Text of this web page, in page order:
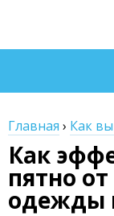
Главная › Как
Как
пятно
одежды